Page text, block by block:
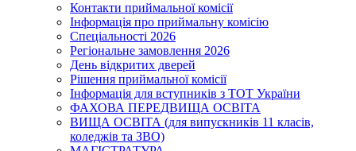
Контакти приймальної комісії
Інформація про приймальну комісію
Спеціальності 2026
Регіональне замовлення 2026
День відкритих дверей
Рішення приймальної комісії
Інформація для вступників з ТОТ України
ФАХОВА ПЕРЕДВИЩА ОСВІТА
ВИЩА ОСВІТА (для випускників 11 класів,
коледжів та ЗВО)